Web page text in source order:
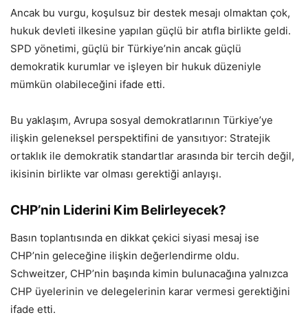
Ancak bu vurgu, koşulsuz bir destek mesajı olmaktan çok,
hukuk devleti ilkesine yapılan güçlü bir atıfla birlikte geldi.
SPD yönetimi, güçlü bir Türkiye’nin ancak güçlü
demokratik kurumlar ve işleyen bir hukuk düzeniyle
mümkün olabileceğini ifade etti.
Bu yaklaşım, Avrupa sosyal demokratlarının Türkiye’ye
ilişkin geleneksel perspektifini de yansıtıyor: Stratejik
ortaklık ile demokratik standartlar arasında bir tercih değil,
ikisinin birlikte var olması gerektiği anlayışı.
CHP’nin Liderini Kim Belirleyecek?
Basın toplantısında en dikkat çekici siyasi mesaj ise
CHP’nin geleceğine ilişkin değerlendirme oldu.
Schweitzer, CHP’nin başında kimin bulunacağına yalnızca
CHP üyelerinin ve delegelerinin karar vermesi gerektiğini
ifade etti.